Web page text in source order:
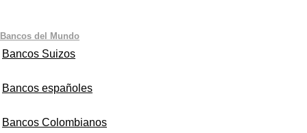
Bancos del Mundo
Bancos Suizos
Bancos españoles
Bancos Colombianos